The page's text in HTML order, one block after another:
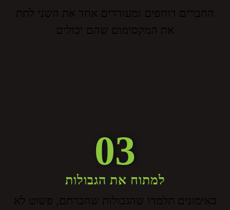
החברים דוחפים ומעודדים אחד את השני לתת
את המקסימום שהם יכולים
03
למתוח את הגבולות
באימונים תלמדו שהגבולות שהכרתם, פשוט לא